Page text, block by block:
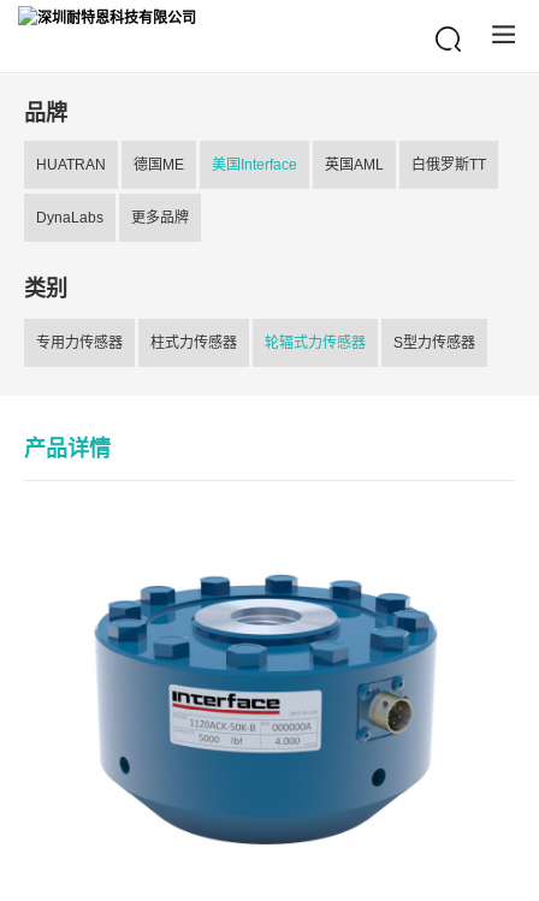
品牌
HUATRAN 德国ME 美国Interface 英国AML 白俄罗斯TT
DynaLabs 更多品牌
类别
专用力传感器 柱式力传感器 轮辐式力传感器 S型力传感器
产品详情